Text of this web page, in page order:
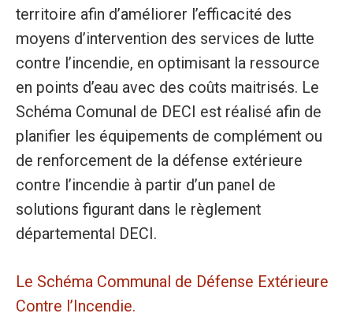
territoire afin d’améliorer l’efficacité des
moyens d’intervention des services de lutte
contre l’incendie, en optimisant la ressource
en points d’eau avec des coûts maitrisés. Le
Schéma Comunal de DECI est réalisé afin de
planifier les équipements de complément ou
de renforcement de la défense extérieure
contre l’incendie à partir d’un panel de
solutions figurant dans le règlement
départemental DECI.
Le Schéma Communal de Défense Extérieure
Contre l’Incendie.